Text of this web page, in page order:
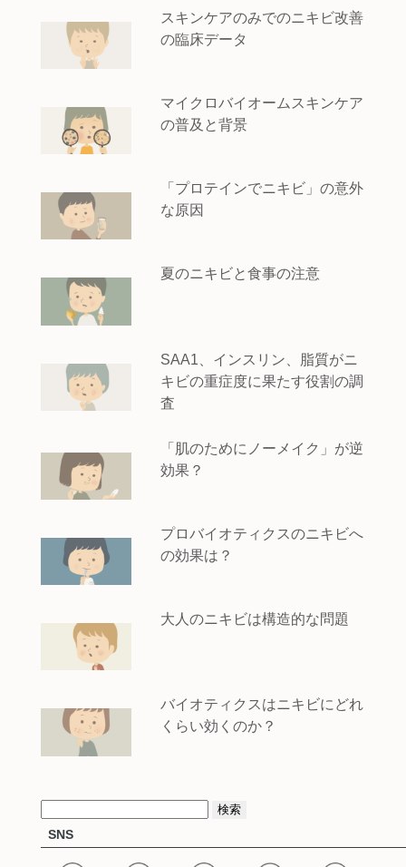
スキンケアのみでのニキビ改善
の臨床データ
マイクロバイオームスキンケア
の普及と背景
「プロテインでニキビ」の意外
な原因
夏のニキビと食事の注意
SAA1、インスリン、脂質がニ
キビの重症度に果たす役割の調
査
「肌のためにノーメイク」が逆
効果？
プロバイオティクスのニキビへ
の効果は？
大人のニキビは構造的な問題
バイオティクスはニキビにどれ
くらい効くのか？
索:SNS